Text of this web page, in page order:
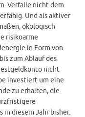
Verfalle nicht dem
Und als aktiver
ökologisch
risikoarme
in Form von
zum Ablauf des
nicht
investiert um eine
zu erhalten, die
in diesem Jahr bisher.